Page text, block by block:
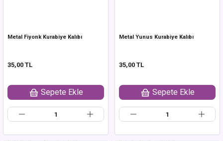
Metal Fiyonk Kurabiye Kalıbı
35,00 TL
Sepete Ekle
Metal Yunus Kurabiye Kalıbı
35,00 TL
Sepete Ekle